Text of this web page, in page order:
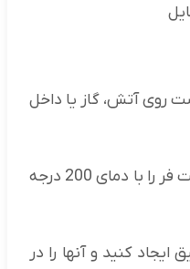
روی آتش، گاز یا داخل
برای کبابی کردن در فر لازم است فر را با دمای 200 درجه
کنید و آنها را در